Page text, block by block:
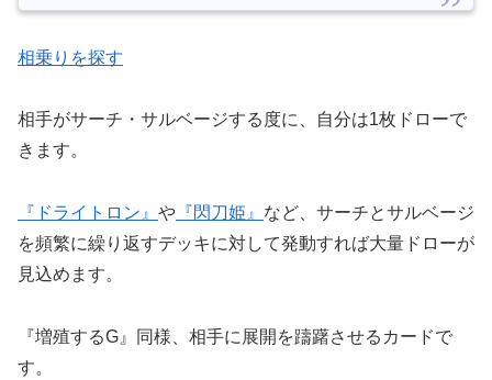
相乗りを探す
相手がサーチ・サルベージする度に、自分は1枚ドローで
きます。
『ドライトロン』 や 『閃刀姫』 など、サーチとサルベージ
を頻繁に繰り返すデッキに対して発動すれば大量ドローが
見込めます。
『増殖するG』同様、相手に展開を躊躇させるカードで
す。